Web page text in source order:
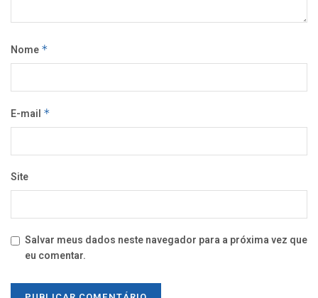
Nome *
E-mail *
Site
Salvar meus dados neste navegador para a próxima vez que
eu comentar.